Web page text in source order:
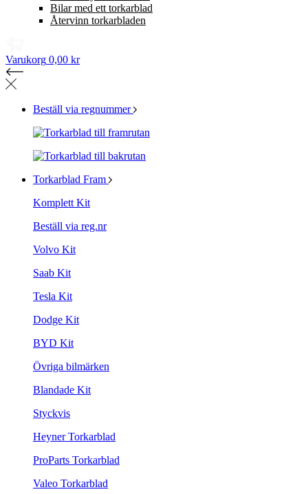
Bilar med ett torkarblad
Återvinn torkarbladen
Varukorg 0,00 kr
Beställ via regnummer
Torkarblad Fram
Komplett Kit
Beställ via reg.nr
Volvo Kit
Saab Kit
Tesla Kit
Dodge Kit
BYD Kit
Övriga bilmärken
Blandade Kit
Styckvis
Heyner Torkarblad
ProParts Torkarblad
Valeo Torkarblad